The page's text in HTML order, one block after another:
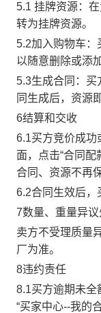
5.1 挂牌资源：
转为挂牌资源。
5.2加入购物车：
以随意删除或添
5.3生成合同：买
同生成后，资源
6结算和交收
6.1买方竞价成功
面，点击“合同
合同、资源不再
6.2合同生效后，
7数量、重量异议
卖方不受理质量
厂为准。
8违约责任
8.1买方逾期未全
“买家中心--我的